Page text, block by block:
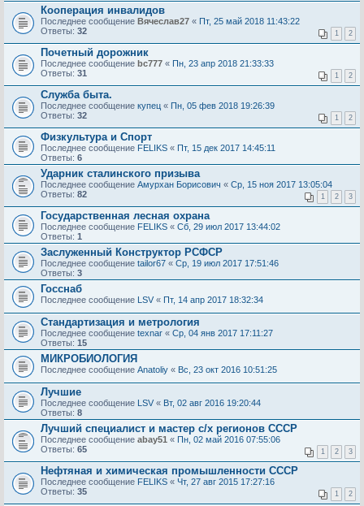
Кооперация инвалидов
Последнее сообщение Вячеслав27 « Пт, 25 май 2018 11:43:22
Ответы: 32 1 2
Почетный дорожник
Последнее сообщение bc777 « Пн, 23 апр 2018 21:33:33
Ответы: 31 1 2
Служба быта.
Последнее сообщение купец « Пн, 05 фев 2018 19:26:39
Ответы: 32 1 2
Физкультура и Спорт
Последнее сообщение FELIKS « Пт, 15 дек 2017 14:45:11
Ответы: 6
Ударник сталинского призыва
Последнее сообщение Амурхан Борисович « Ср, 15 ноя 2017 13:05:04
Ответы: 82 1 2 3
Государственная лесная охрана
Последнее сообщение FELIKS « Сб, 29 июл 2017 13:44:02
Ответы: 1
Заслуженный Конструктор РСФСР
Последнее сообщение tailor67 « Ср, 19 июл 2017 17:51:46
Ответы: 3
Госснаб
Последнее сообщение LSV « Пт, 14 апр 2017 18:32:34
Стандартизация и метрология
Последнее сообщение texnar « Ср, 04 янв 2017 17:11:27
Ответы: 15
МИКРОБИОЛОГИЯ
Последнее сообщение Anatoliy « Вс, 23 окт 2016 10:51:25
Лучшие
Последнее сообщение LSV « Вт, 02 авг 2016 19:20:44
Ответы: 8
Лучший специалист и мастер с/х регионов СССР
Последнее сообщение abay51 « Пн, 02 май 2016 07:55:06
Ответы: 65 1 2 3
Нефтяная и химическая промышленности СССР
Последнее сообщение FELIKS « Чт, 27 авг 2015 17:27:16
Ответы: 35 1 2